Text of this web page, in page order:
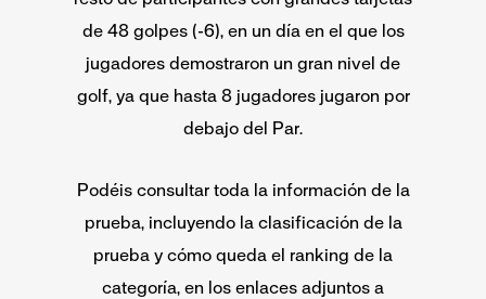
de 48 golpes (-6), en un día en el que los
jugadores demostraron un gran nivel de
golf, ya que hasta 8 jugadores jugaron por
debajo del Par.
Podéis consultar toda la información de la
prueba, incluyendo la clasificación de la
prueba y cómo queda el ranking de la
categoría, en los enlaces adjuntos a